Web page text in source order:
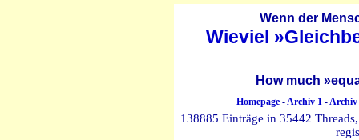
Wenn der
Wieviel
How much
Homepage-Archiv 1-Archiv
138885 Einträge in 35442